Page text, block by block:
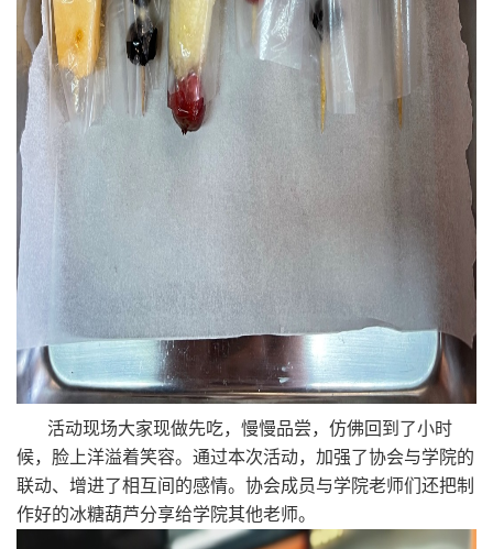
活动现场大家现做先吃，慢慢品尝，仿佛回到了小时
候，脸上洋溢着笑容。通过本次活动，加强了协会与学院的
联动、增进了相互间的感情。协会成员与学院老师们还把制
作好的冰糖葫芦分享给学院其他老师。